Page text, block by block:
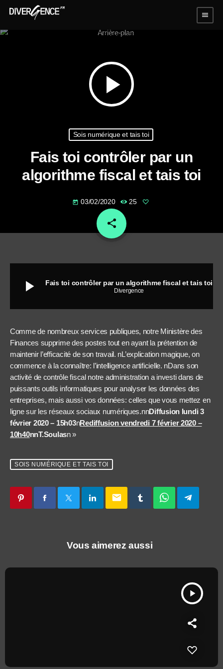
menu
play_arrow
Sois numérique et tais toi
Fais toi contrôler par un
algorithme fiscal et tais toi
today 03/02/2020 25
share
email
play_arrow Fais toi contrôler par un algorithme fiscal et tais toi
Divergence
Comme de nombreux services publiques, notre Ministère des
Finances supprime des postes tout en ayant la prétention de
maintenir l’efficacité de son travail. nL’explication magique, on
commence à la connaître: l’intelligence artificielle. nDans son
activité de contrôle fiscal notre administration a investi dans de
puissants outils informatiques pour analyser les données des
entreprises, mais aussi vos données: celles que vous mettez en
ligne sur les réseaux sociaux numériques.nnDiffusion lundi 3
février 2020 – 15h03nRediffusion vendredi 7 février 2020 –
10h40nnT.Soulasn »
SOIS NUMÉRIQUE ET TAIS TOI
email
Vous aimerez aussi
play_arrow